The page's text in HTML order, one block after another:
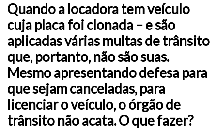
Quando a locadora tem veículo
cuja placa foi clonada – e são
aplicadas várias multas de trânsito
que, portanto, não são suas.
Mesmo apresentando defesa para
que sejam canceladas, para
licenciar o veículo, o órgão de
trânsito não acata. O que fazer?